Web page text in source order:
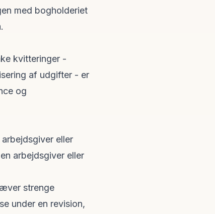
med bogholderiet
kvitteringer -
af udgifter - er
og
eller
arbejdsgiver eller
strenge
under en revision,